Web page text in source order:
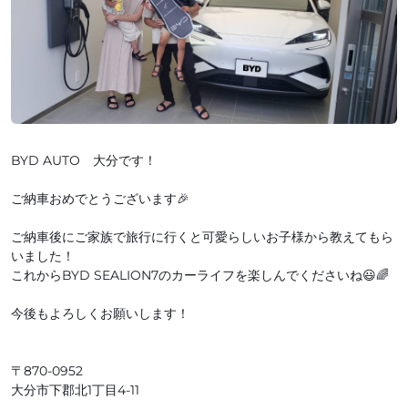
BYD AUTO 大分です！
ご納車おめでとうございます🎉
ご納車後にご家族で旅行に行くと可愛らしいお子様から教えてもら
いました！
これからBYD SEALION7のカーライフを楽しんでくださいね😃🌈
今後もよろしくお願いします！
〒870-0952
大分市下郡北1丁目4-11